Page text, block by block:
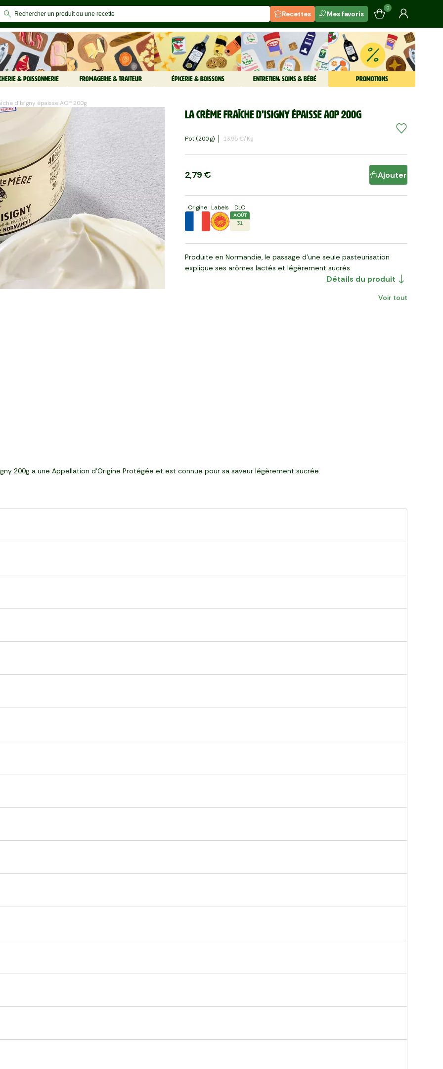
Recettes Mes favoris
0
& POISSONNERIE FROMAGERIE & TRAITEUR ÉPICERIE & BOISSONS ENTRETIEN, SOINS & BÉBÉ PROMOTIONS
d'Isigny épaisse AOP 200g
La Crème fraîche d'Isigny épaisse AOP 200g
Pot (200 G) 13,95 €/kg
2,79 € Ajouter
Origine Labels DLC
AOÛT
31
Produite en Normandie, le passage d'une seule pasteurisation
explique ses arômes lactés et légèrement sucrés
Détails du produit
Voir tout
200g a une Appellation d'Origine Protégée et est connue pour sa saveur légèrement sucrée.